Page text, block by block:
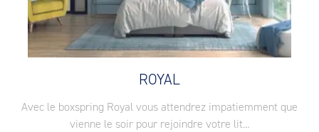
ROYAL
Avec le boxspring Royal vous attendrez impatiemment que
vienne le soir pour rejoindre votre lit...